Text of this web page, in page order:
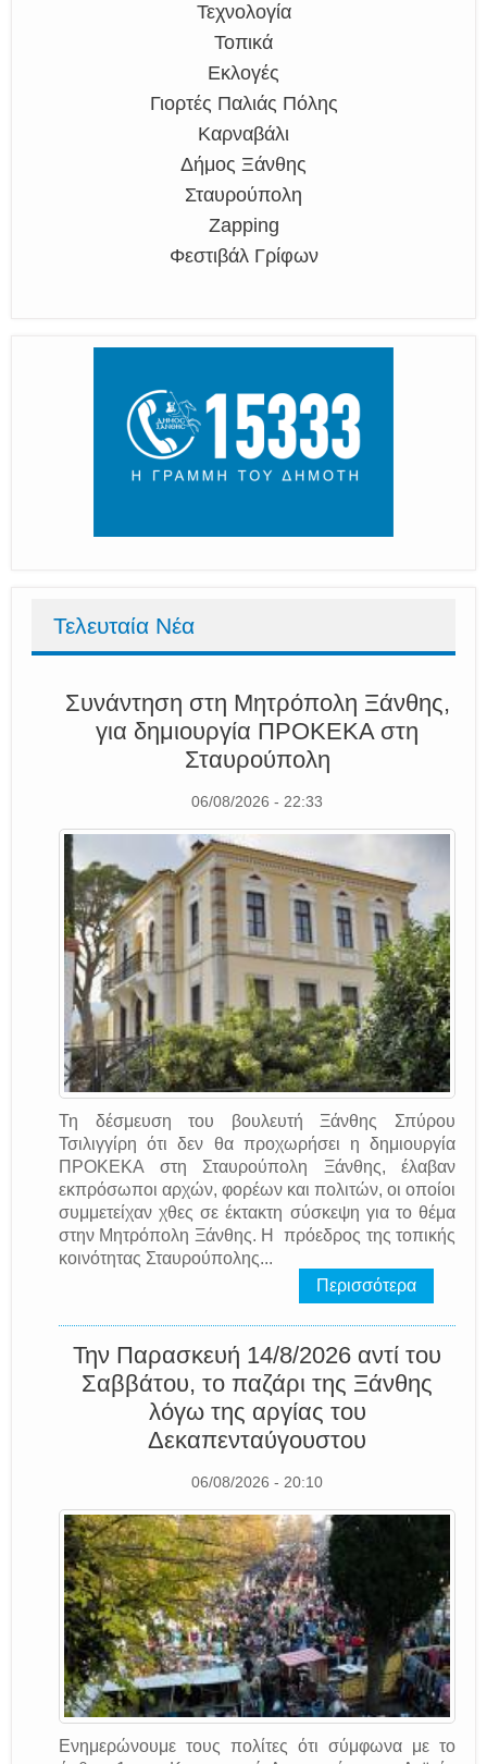
Τεχνολογία
Τοπικά
Εκλογές
Γιορτές Παλιάς Πόλης
Καρναβάλι
Δήμος Ξάνθης
Σταυρούπολη
Zapping
Φεστιβάλ Γρίφων
Τελευταία Νέα
Συνάντηση στη Μητρόπολη Ξάνθης,
για δημιουργία ΠΡΟΚΕΚΑ στη
Σταυρούπολη
06/08/2026 - 22:33
Τη δέσμευση του βουλευτή Ξάνθης Σπύρου
Τσιλιγγίρη ότι δεν θα προχωρήσει η δημιουργία
ΠΡΟΚΕΚΑ στη Σταυρούπολη Ξάνθης, έλαβαν
εκπρόσωποι αρχών, φορέων και πολιτών, οι οποίοι
συμμετείχαν χθες σε έκτακτη σύσκεψη για το θέμα
στην Μητρόπολη Ξάνθης. Η πρόεδρος της τοπικής
κοινότητας Σταυρούπολης...
Περισσότερα
Την Παρασκευή 14/8/2026 αντί του
Σαββάτου, το παζάρι της Ξάνθης
λόγω της αργίας του
Δεκαπενταύγουστου
06/08/2026 - 20:10
Ενημερώνουμε τους πολίτες ότι σύμφωνα με το